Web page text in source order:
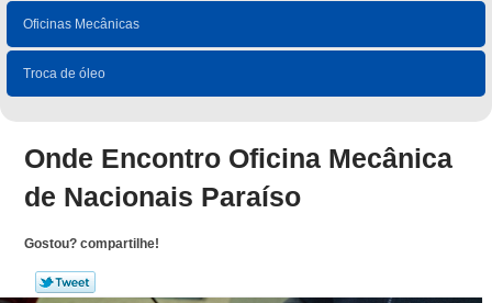
Oficinas Mecânicas
Troca de óleo
Onde Encontro Oficina Mecânica
de Nacionais Paraíso
Gostou? compartilhe!